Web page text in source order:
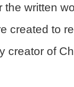
written
created to
of